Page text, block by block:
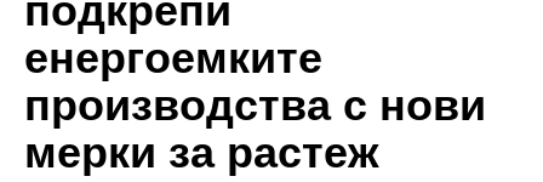
енергоемките
производства с нови
мерки за растеж